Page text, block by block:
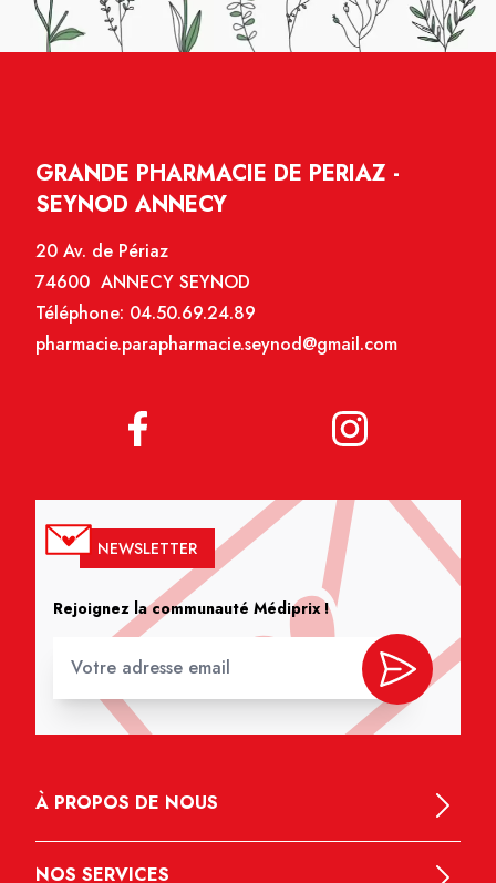
GRANDE PHARMACIE DE PERIAZ -
SEYNOD ANNECY
20 Av. de Périaz
74600 ANNECY SEYNOD
Téléphone: 04.50.69.24.89
pharmacie.parapharmacie.seynod@gmail.com
NEWSLETTER
Rejoignez la communauté Médiprix !
À PROPOS DE NOUS
NOS SERVICES